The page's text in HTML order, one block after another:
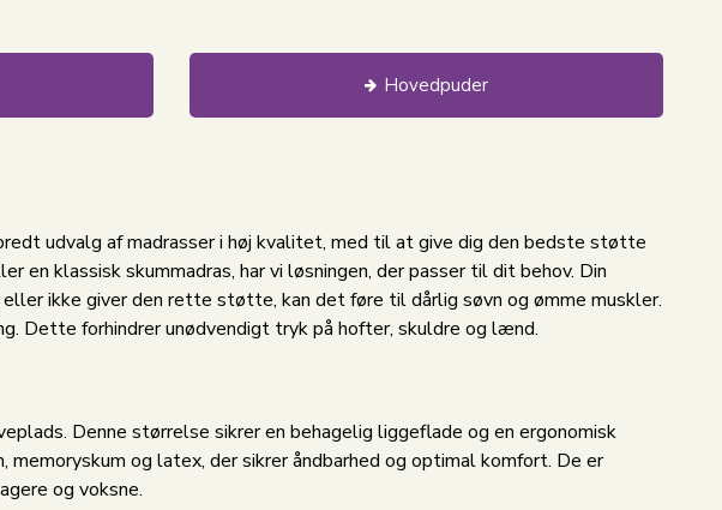
Hovedpuder
udvalg af madrasser i høj kvalitet, med til at give dig den bedste støtte
en klassisk skummadras, har vi løsningen, der passer til dit behov. Din
ikke giver den rette støtte, kan det føre til dårlig søvn og ømme muskler.
Dette forhindrer unødvendigt tryk på hofter, skuldre og lænd.
Denne størrelse sikrer en behagelig liggeflade og en ergonomisk
og latex, der sikrer åndbarhed og optimal komfort. De er
og voksne.